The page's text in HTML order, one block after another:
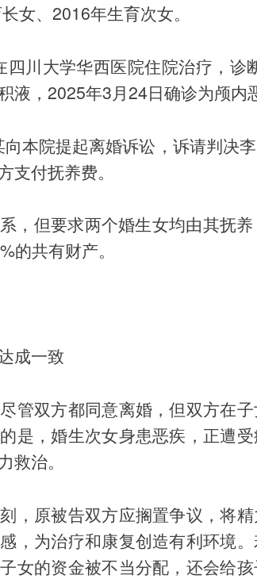
女、2016年生育次女。
川大学华西医院住院治疗，诊
液，2025年3月24日确诊为颅内
本院提起离婚诉讼，诉请判决
支付抚养费。
，但要求两个婚生女均由其抚
的共有财产。
成一致
管双方都同意离婚，但双方在
是，婚生次女身患恶疾，正遭
救治。
，原被告双方应搁置争议，将
，为治疗和康复创造有利环境
女的资金被不当分配，还会给